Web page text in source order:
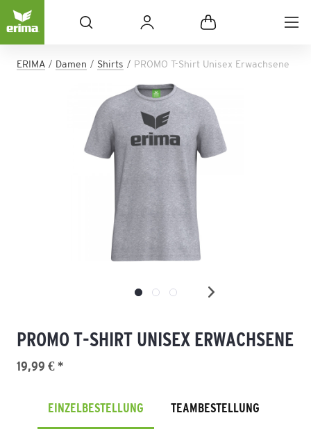
ERIMA Damen Shirts PROMO T-Shirt Unisex Erwachsene
PROMO T-SHIRT UNISEX ERWACHSENE
19,99 € *
EINZELBESTELLUNG TEAMBESTELLUNG